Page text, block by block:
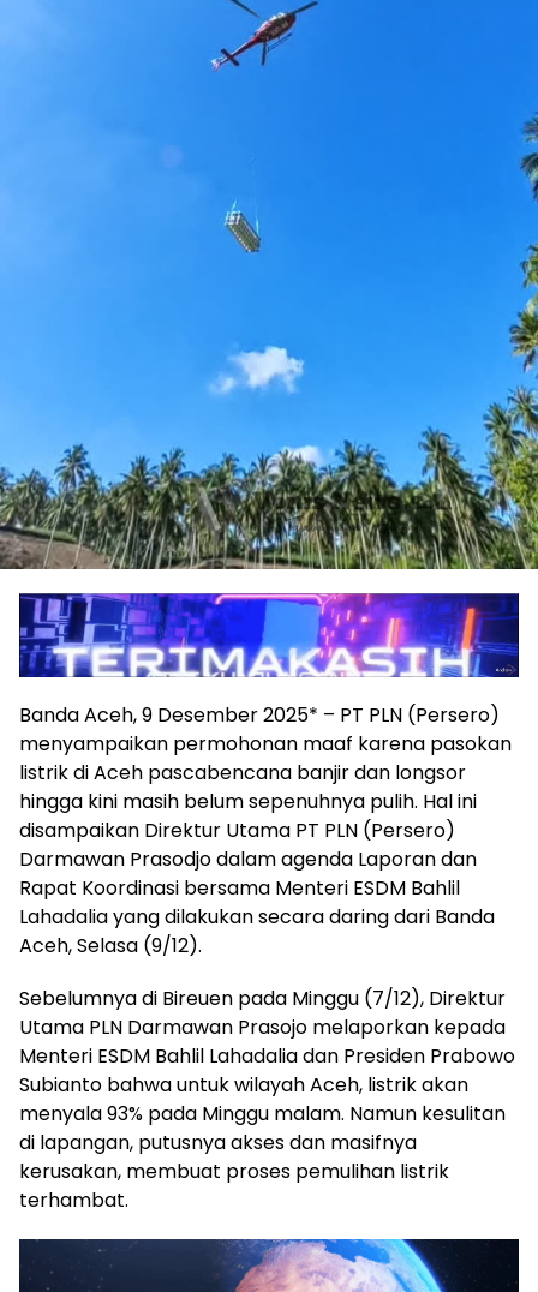
Banda Aceh, 9 Desember 2025* – PT PLN (Persero)
menyampaikan permohonan maaf karena pasokan
listrik di Aceh pascabencana banjir dan longsor
hingga kini masih belum sepenuhnya pulih. Hal ini
disampaikan Direktur Utama PT PLN (Persero)
Darmawan Prasodjo dalam agenda Laporan dan
Rapat Koordinasi bersama Menteri ESDM Bahlil
Lahadalia yang dilakukan secara daring dari Banda
Aceh, Selasa (9/12).
Sebelumnya di Bireuen pada Minggu (7/12), Direktur
Utama PLN Darmawan Prasojo melaporkan kepada
Menteri ESDM Bahlil Lahadalia dan Presiden Prabowo
Subianto bahwa untuk wilayah Aceh, listrik akan
menyala 93% pada Minggu malam. Namun kesulitan
di lapangan, putusnya akses dan masifnya
kerusakan, membuat proses pemulihan listrik
terhambat.